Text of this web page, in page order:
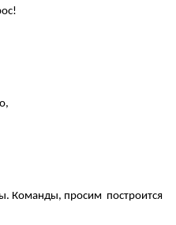
Команды, просим построится